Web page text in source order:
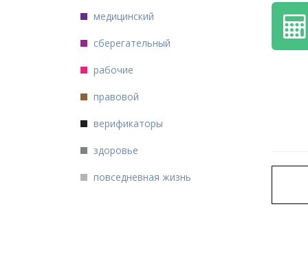
медицинский
сберегательный
рабочие
правовой
верификаторы
здоровье
повседневная жизнь